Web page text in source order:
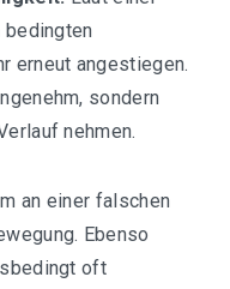
erneut angestiegen.
sondern
nehmen.
an einer falschen
Ebenso
oft